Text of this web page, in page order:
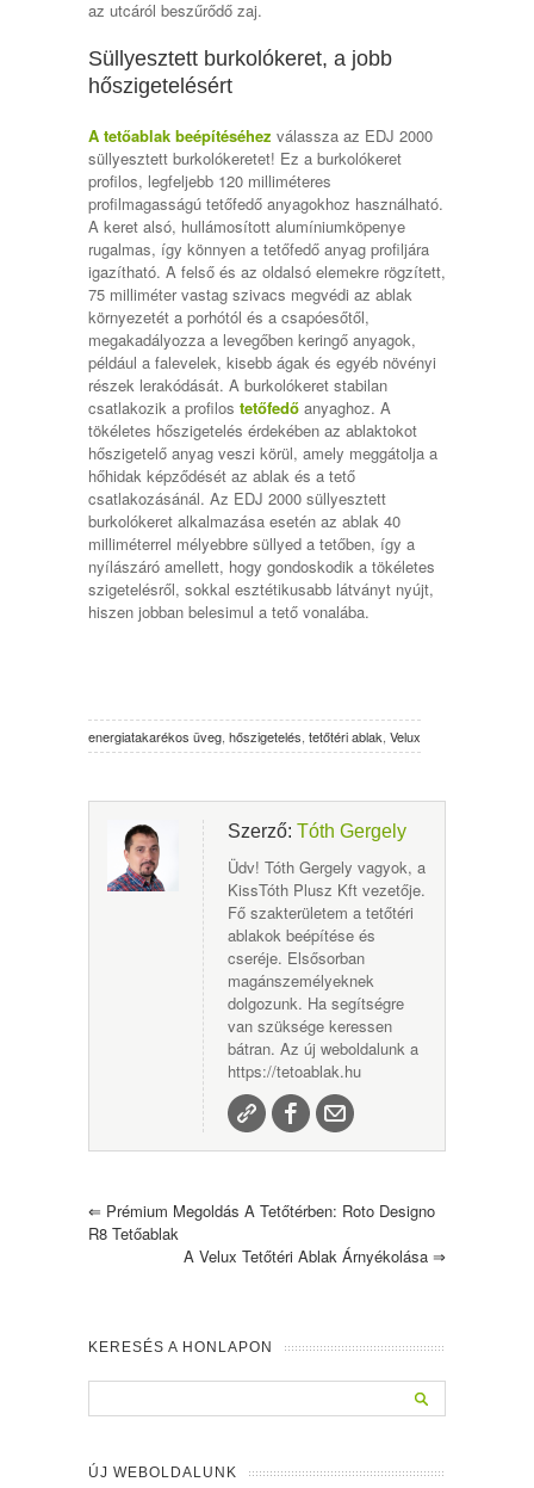
az utcáról beszűrődő zaj.
Süllyesztett burkolókeret, a jobb
hőszigetelésért
A tetőablak beépítéséhez válassza az EDJ 2000
süllyesztett burkolókeretet! Ez a burkolókeret
profilos, legfeljebb 120 milliméteres
profilmagasságú tetőfedő anyagokhoz használható.
A keret alsó, hullámosított alumíniumköpenye
rugalmas, így könnyen a tetőfedő anyag profiljára
igazítható. A felső és az oldalsó elemekre rögzített,
75 milliméter vastag szivacs megvédi az ablak
környezetét a porhótól és a csapóesőtől,
megakadályozza a levegőben keringő anyagok,
például a falevelek, kisebb ágak és egyéb növényi
részek lerakódását. A burkolókeret stabilan
csatlakozik a profilos tetőfedő anyaghoz. A
tökéletes hőszigetelés érdekében az ablaktokot
hőszigetelő anyag veszi körül, amely meggátolja a
hőhidak képződését az ablak és a tető
csatlakozásánál. Az EDJ 2000 süllyesztett
burkolókeret alkalmazása esetén az ablak 40
milliméterrel mélyebbre süllyed a tetőben, így a
nyílászáró amellett, hogy gondoskodik a tökéletes
szigetelésről, sokkal esztétikusabb látványt nyújt,
hiszen jobban belesimul a tető vonalába.
energiatakarékos üveg hőszigetelés tetőtéri ablak Velux
Szerző: Tóth Gergely
Üdv! Tóth Gergely vagyok, a
KissTóth Plusz Kft vezetője.
Fő szakterületem a tetőtéri
ablakok beépítése és
cseréje. Elsősorban
magánszemélyeknek
dolgozunk. Ha segítségre
van szüksége keressen
bátran. Az új weboldalunk a
https://tetoablak.hu
⇐ Prémium Megoldás A Tetőtérben: Roto Designo
R8 Tetőablak
A Velux Tetőtéri Ablak Árnyékolása ⇒
KERESÉS A HONLAPON
ÚJ WEBOLDALUNK